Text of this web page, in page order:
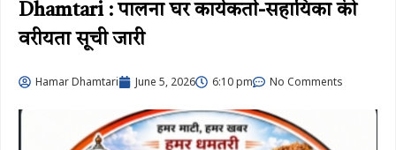
Dhamtari : पालना घर कार्यकर्ता-सहायिका की
वरीयता सूची जारी
Hamar Dhamtari June 5, 2026 6:10 pm No Comments